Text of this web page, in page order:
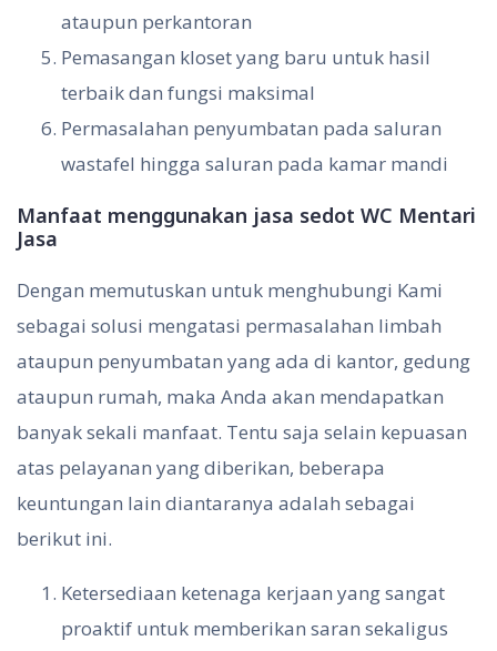
ataupun perkantoran
Pemasangan kloset yang baru untuk hasil
terbaik dan fungsi maksimal
Permasalahan penyumbatan pada saluran
wastafel hingga saluran pada kamar mandi
Manfaat menggunakan jasa sedot WC Mentari
Jasa
Dengan memutuskan untuk menghubungi Kami
sebagai solusi mengatasi permasalahan limbah
ataupun penyumbatan yang ada di kantor, gedung
ataupun rumah, maka Anda akan mendapatkan
banyak sekali manfaat. Tentu saja selain kepuasan
atas pelayanan yang diberikan, beberapa
keuntungan lain diantaranya adalah sebagai
berikut ini.
Ketersediaan ketenaga kerjaan yang sangat
proaktif untuk memberikan saran sekaligus